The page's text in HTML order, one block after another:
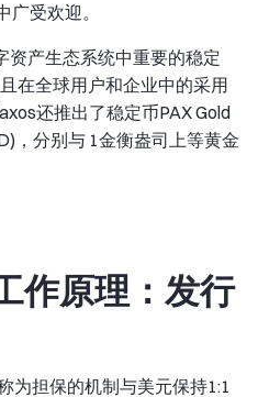
受欢迎。
资产生态系统中重要的稳定
在全球用户和企业中的采用
还推出了稳定币PAX Gold
，分别与 1金衡盎司上等黄金
作原理：发行
为担保的机制与美元保持1:1